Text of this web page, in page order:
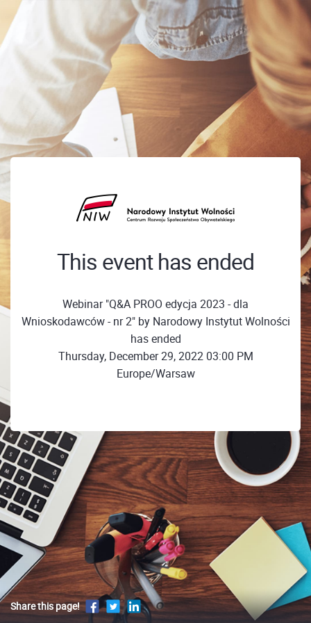
This event has ended
Webinar "Q&A PROO edycja 2023 - dla
Wnioskodawców - nr 2" by Narodowy Instytut Wolności
has ended
Thursday, December 29, 2022 03:00 PM
Europe/Warsaw
Share this page!